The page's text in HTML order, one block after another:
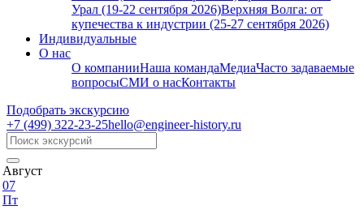
Урал (19-22 сентября 2026)Верхняя Волга: от
купечества к индустрии (25-27 сентября 2026)
Индивидуальные
О нас
О компанииНаша командаМедиаЧасто задаваемые
вопросыСМИ о насКонтакты
Подобрать экскурсию
+7 (499) 322-23-25hello@engineer-history.ru
Август
07
Пт